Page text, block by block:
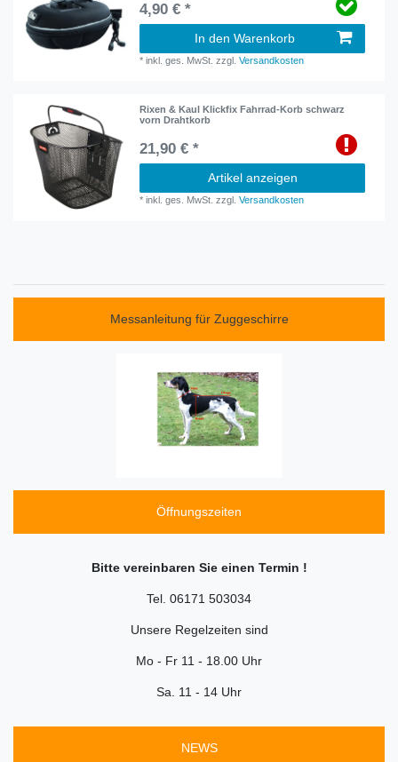
4,90 € *
In den Warenkorb
*inkl. ges. MwSt. zzgl.Versandkosten
Rixen & Kaul Klickfix Fahrrad-Korb schwarz
vorn Drahtkorb
21,90 € *
Artikel anzeigen
*inkl. ges. MwSt. zzgl.Versandkosten
Messanleitung für Zuggeschirre
Öffnungszeiten
Bitte vereinbaren Sie einen Termin !
Tel. 06171 503034
Unsere Regelzeiten sind
Mo - Fr 11 - 18.00 Uhr
Sa. 11 - 14 Uhr
NEWS